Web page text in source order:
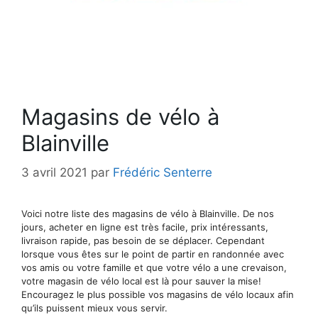
Magasins de vélo à
Blainville
3 avril 2021 par Frédéric Senterre
Voici notre liste des magasins de vélo à Blainville. De nos
jours, acheter en ligne est très facile, prix intéressants,
livraison rapide, pas besoin de se déplacer. Cependant
lorsque vous êtes sur le point de partir en randonnée avec
vos amis ou votre famille et que votre vélo a une crevaison,
votre magasin de vélo local est là pour sauver la mise!
Encouragez le plus possible vos magasins de vélo locaux afin
qu’ils puissent mieux vous servir.